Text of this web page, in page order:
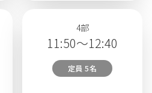
4部
11:50～12:40
定員 5名